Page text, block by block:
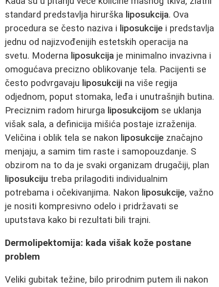
standard predstavlja hirurška liposukcija. Ova
procedura se često naziva i liposukcije i predstavlja
jednu od najizvođenijih estetskih operacija na
svetu. Moderna liposukcija je minimalno invazivna i
omogućava precizno oblikovanje tela. Pacijenti se
često podvrgavaju liposukciji na više regija
odjednom, poput stomaka, leđa i unutrašnjih butina.
Preciznim radom hirurga liposukcijom se uklanja
višak sala, a definicija mišića postaje izraženija.
Veličina i oblik tela se nakon liposukcije značajno
menjaju, a samim tim raste i samopouzdanje. S
obzirom na to da je svaki organizam drugačiji, plan
liposukciju treba prilagoditi individualnim
potrebama i očekivanjima. Nakon liposukcije, važno
je nositi kompresivno odelo i pridržavati se
uputstava kako bi rezultati bili trajni.
Dermolipektomija: kada višak kože postane
problem
Veliki gubitak težine, bilo prirodnim putem ili nakon